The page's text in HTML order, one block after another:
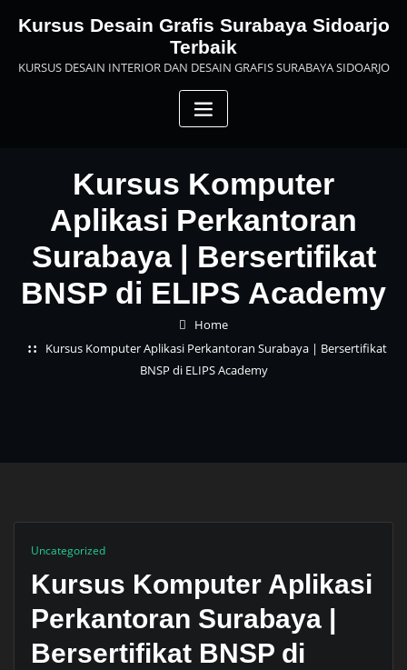
Kursus Desain Grafis Surabaya Sidoarjo
Terbaik
KURSUS DESAIN INTERIOR DAN DESAIN GRAFIS SURABAYA SIDOARJO
Kursus Komputer
Aplikasi Perkantoran
Surabaya | Bersertifikat
BNSP di ELIPS Academy
Home
Kursus Komputer Aplikasi Perkantoran Surabaya | Bersertifikat
BNSP di ELIPS Academy
Uncategorized
Kursus Komputer Aplikasi
Perkantoran Surabaya |
Bersertifikat BNSP di